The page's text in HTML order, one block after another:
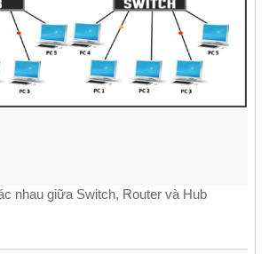
nhau giữa Switch, Router và Hub